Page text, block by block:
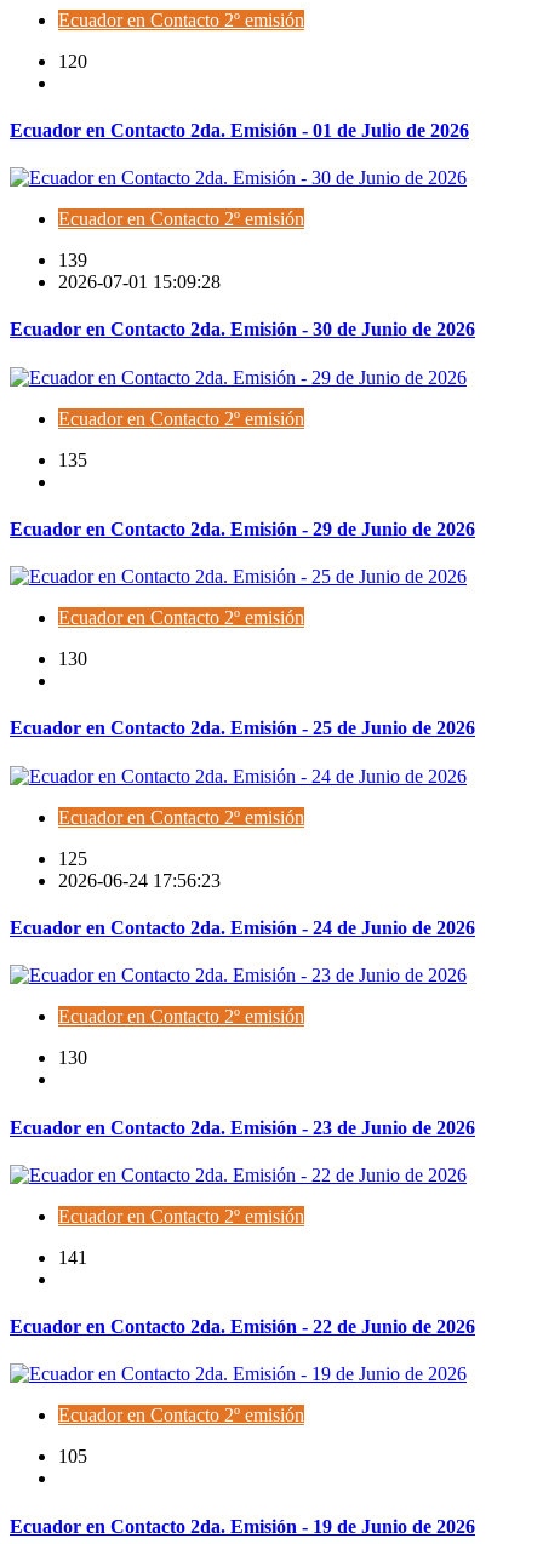
Ecuador en Contacto 2º emisión
120
Ecuador en Contacto 2da. Emisión - 01 de Julio de 2026
Ecuador en Contacto 2º emisión
139
2026-07-01 15:09:28
Ecuador en Contacto 2da. Emisión - 30 de Junio de 2026
Ecuador en Contacto 2º emisión
135
Ecuador en Contacto 2da. Emisión - 29 de Junio de 2026
Ecuador en Contacto 2º emisión
130
Ecuador en Contacto 2da. Emisión - 25 de Junio de 2026
Ecuador en Contacto 2º emisión
125
2026-06-24 17:56:23
Ecuador en Contacto 2da. Emisión - 24 de Junio de 2026
Ecuador en Contacto 2º emisión
130
Ecuador en Contacto 2da. Emisión - 23 de Junio de 2026
Ecuador en Contacto 2º emisión
141
Ecuador en Contacto 2da. Emisión - 22 de Junio de 2026
Ecuador en Contacto 2º emisión
105
Ecuador en Contacto 2da. Emisión - 19 de Junio de 2026